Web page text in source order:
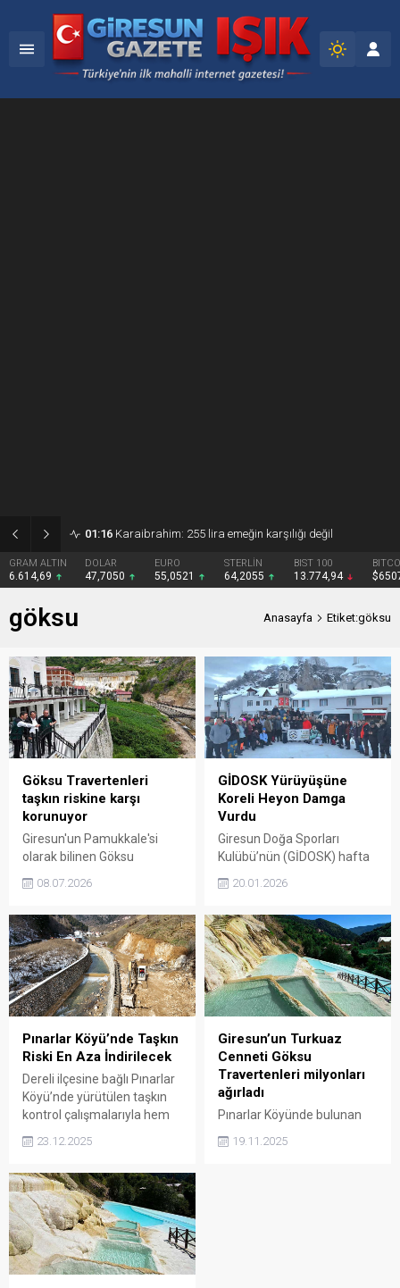
01:15 Gezmiş: 250 liralık fındık fiyatı emeği yok saydı
DOLAR
47,7050
EURO
55,0521
STERLİN
64,2055
BIST 100
13.774,94
BITCOIN
$65077
göksu Anasayfa Etiket:göksu
Göksu Travertenleri
taşkın riskine karşı
korunuyor
Giresun'un Pamukkale'si
olarak bilinen Göksu
tarafından yapımı
tesisinde sona yaklaşıldı.
Projeyle hem doğal yapı
korunacak hem de taşkın
riski azaltılacak.
08.07.2026
GİDOSK Yürüyüşüne
Koreli Heyon Damga
Vurdu
Giresun Doğa Sporları
Kulübü’nün (GİDOSK) hafta
yürüyüşü, dünyaca ünlü
katılımıyla renkli ve dikkat
çekici anlara sahne oldu.
Etkinlik, Giresun’un kış
manzaraları eşliğinde
gerçekleştirildi.
20.01.2026
Pınarlar Köyü’nde Taşkın
Riski En Aza İndirilecek
Dereli ilçesine bağlı Pınarlar
Köyü’nde yürütülen taşkın
kontrol çalışmalarıyla hem
güvenliği artırılacak hem de
korunacak. Devam eden
projede önemli bir aşama
geride bırakıldı.
23.12.2025
Giresun’un Turkuaz
Cenneti Göksu
Travertenleri milyonları
ağırladı
Pınarlar Köyünde bulunan
üç yılda 1 milyondan fazla
19.11.2025